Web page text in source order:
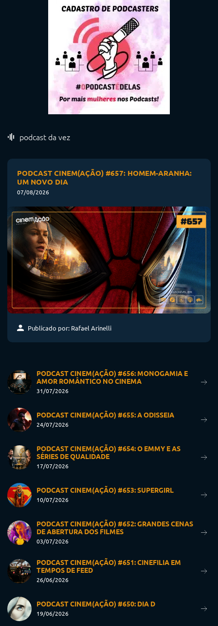
podcast da vez
PODCAST CINEM(AÇÃO) #657: HOMEM-ARANHA:
UM NOVO DIA
07/08/2026
Publicado por: Rafael Arinelli
PODCAST CINEM(AÇÃO) #656: MONOGAMIA E
AMOR ROMÂNTICO NO CINEMA
31/07/2026
PODCAST CINEM(AÇÃO) #655: A ODISSEIA
24/07/2026
PODCAST CINEM(AÇÃO) #654: O EMMY E AS
SÉRIES DE QUALIDADE
17/07/2026
PODCAST CINEM(AÇÃO) #653: SUPERGIRL
10/07/2026
PODCAST CINEM(AÇÃO) #652: GRANDES CENAS
DE ABERTURA DOS FILMES
03/07/2026
PODCAST CINEM(AÇÃO) #651: CINEFILIA EM
TEMPOS DE FEED
26/06/2026
PODCAST CINEM(AÇÃO) #650: DIA D
19/06/2026